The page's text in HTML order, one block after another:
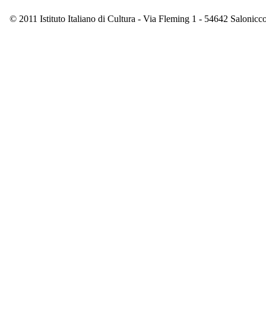
© 2011 Istituto Italiano di Cultura - Via Fleming 1 - 54642